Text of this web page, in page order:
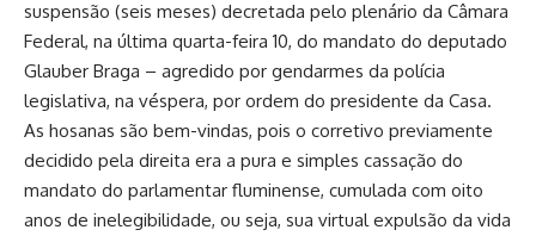
suspensão (seis meses) decretada pelo plenário da Câmara
Federal, na última quarta-feira 10, do mandato do deputado
Glauber Braga – agredido por gendarmes da polícia
legislativa, na véspera, por ordem do presidente da Casa.
As hosanas são bem-vindas, pois o corretivo previamente
decidido pela direita era a pura e simples cassação do
mandato do parlamentar fluminense, cumulada com oito
anos de inelegibilidade, ou seja, sua virtual expulsão da vida